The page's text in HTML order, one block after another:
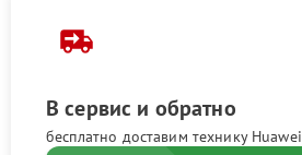
В сервис и обратно
бесплатно доставим технику Huawei